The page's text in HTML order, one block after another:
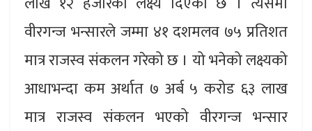
वीरगन्ज भन्सारले जम्मा ४१ दशमलव ७५ प्रतिशत
मात्र राजस्व संकलन गरेको छ । यो भनेको लक्ष्यको
आधाभन्दा कम अर्थात ७ अर्ब ५ करोड ६३ लाख
मात्र राजस्व संकलन भएको वीरगन्ज भन्सार